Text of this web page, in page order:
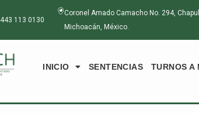
443 113 0130
Coronel Amado Camacho No. 294,
Michoacán, México.
INICIO SENTENCIAS TURNOS A